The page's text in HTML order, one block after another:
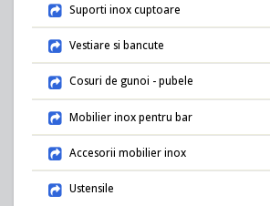
Suporti inox cuptoare
Vestiare si bancute
Cosuri de gunoi - pubele
Mobilier inox pentru bar
Accesorii mobilier inox
Ustensile